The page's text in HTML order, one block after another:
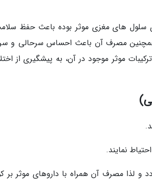
سلول های مغزی موثر بوده باعث حفظ
همچنین مصرف آن باعث احساس سرحالی و
موثر موجود در آن، به پیشگیری از
نمایند.
و لذا مصرف آن همراه با داروهای موثر بر